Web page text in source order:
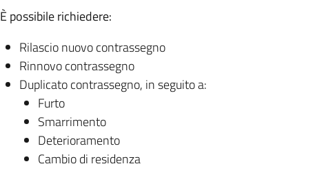
È possibile richiedere:
Rilascio nuovo contrassegno
Rinnovo contrassegno
Duplicato contrassegno, in seguito a:
Furto
Smarrimento
Deterioramento
Cambio di residenza